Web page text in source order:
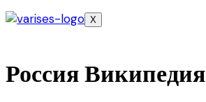
X
Россия Википедия